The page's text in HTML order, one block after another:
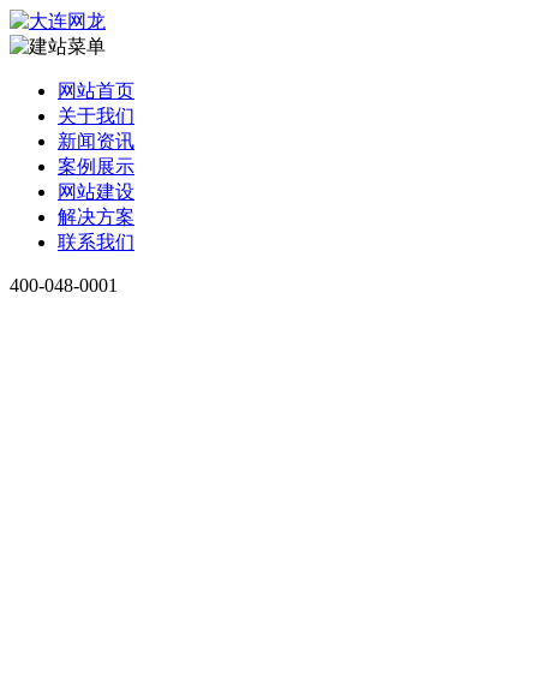
网站首页
关于我们
新闻资讯
案例展示
网站建设
解决方案
联系我们
400-048-0001